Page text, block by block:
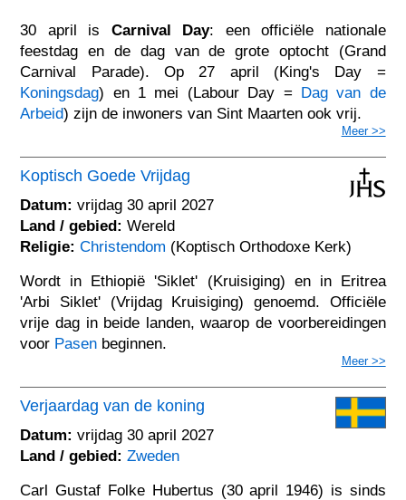
30 april is Carnival Day: een officiële nationale
feestdag en de dag van de grote optocht (Grand
Carnival Parade). Op 27 april (King's Day =
Koningsdag) en 1 mei (Labour Day = Dag van de
Arbeid) zijn de inwoners van Sint Maarten ook vrij.
Meer >>
Koptisch Goede Vrijdag
Datum: vrijdag 30 april 2027
Land / gebied: Wereld
Religie: Christendom (Koptisch Orthodoxe Kerk)
Wordt in Ethiopië 'Siklet' (Kruisiging) en in Eritrea
'Arbi Siklet' (Vrijdag Kruisiging) genoemd. Officiële
vrije dag in beide landen, waarop de voorbereidingen
voor Pasen beginnen.
Meer >>
Verjaardag van de koning
Datum: vrijdag 30 april 2027
Land / gebied: Zweden
Carl Gustaf Folke Hubertus (30 april 1946) is sinds